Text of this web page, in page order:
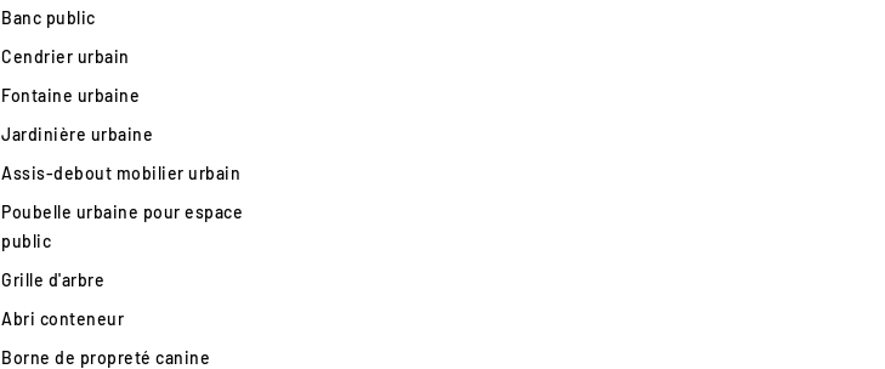
Banc public
Cendrier urbain
Fontaine urbaine
Jardinière urbaine
Assis-debout mobilier urbain
Poubelle urbaine pour espace
public
Grille d'arbre
Abri conteneur
Borne de propreté canine